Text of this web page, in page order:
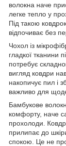
волокна наче
легке тепло у
Під такою
відпочиває без
Чохол із
гладкої тканини
потребує
вигляд ковдри
накопичує пил і
важливо для
Бамбукове
комфорту, наче
прохолоди.
прилипає до
спокою. Це не